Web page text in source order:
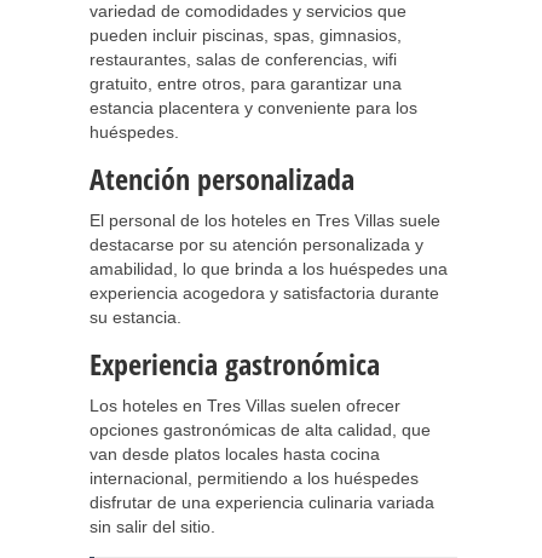
variedad de comodidades y servicios que
pueden incluir piscinas, spas, gimnasios,
restaurantes, salas de conferencias, wifi
gratuito, entre otros, para garantizar una
estancia placentera y conveniente para los
huéspedes.
Atención personalizada
El personal de los hoteles en Tres Villas suele
destacarse por su atención personalizada y
amabilidad, lo que brinda a los huéspedes una
experiencia acogedora y satisfactoria durante
su estancia.
Experiencia gastronómica
Los hoteles en Tres Villas suelen ofrecer
opciones gastronómicas de alta calidad, que
van desde platos locales hasta cocina
internacional, permitiendo a los huéspedes
disfrutar de una experiencia culinaria variada
sin salir del sitio.